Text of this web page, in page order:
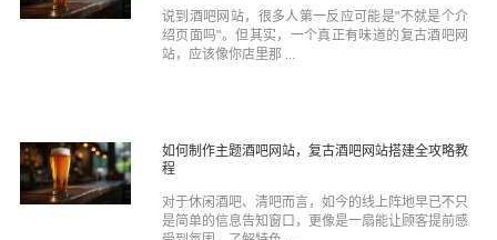
说到酒吧网站，很多人第一反应可能是"不就是个介
绍页面吗"。但其实，一个真正有味道的复古酒吧网
站，应该像你店里那 ...
如何制作主题酒吧网站，复古酒吧网站搭建全攻略教
程
对于休闲酒吧、清吧而言，如今的线上阵地早已不只
是简单的信息告知窗口，更像是一扇能让顾客提前感